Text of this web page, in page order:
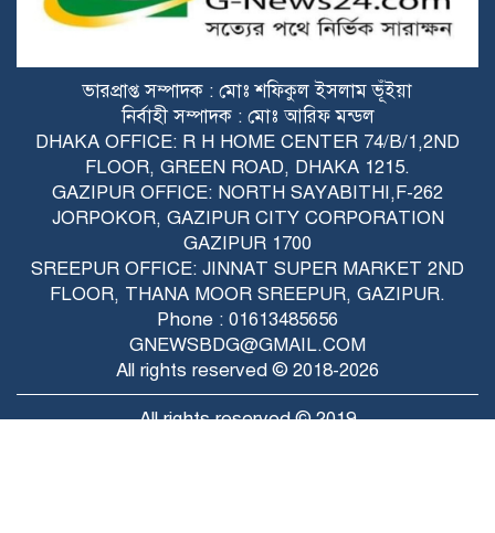
গণঅভ্যুত্থান দিবস’ পালিত
টঙ্গীর হাজী মাজার বস্তিতে জিএমপির সাঁড়াশি
অ.ভি.যান: বিপুল পরিমাণ হি.রো.ইন, দেশীয়
অ.স্ত্র ও নগদ টাকাসহ গ্রে.প্তা.র ২
শ্রীপুরে পি.স্ত.ল সদৃশ লাইটার দেখিয়ে টিকটক
ও যৌ.তু.কের জন্য স্ত্রীকে নি.র্যা.ত.ন: যুবক
গ্রে.প্তা.র
ভাবিকে বি.য়ে, শাশুড়িকেও বি.য়ে.র হু.ম.কি!
শ্রীপুরে দুই শি.শু সন্তানসহ স্ত্রীকে ঘ.র.ছাড়া
করল স্বামী
ভারপ্রাপ্ত সম্পাদক : মোঃ শফিকুল ইসলাম ভূঁইয়া
নির্বাহী সম্পাদক : মোঃ আরিফ মন্ডল
DHAKA OFFICE: R H HOME CENTER 74/B/1,2ND
FLOOR, GREEN ROAD, DHAKA 1215.
GAZIPUR OFFICE: NORTH SAYABITHI,F-262
JORPOKOR, GAZIPUR CITY CORPORATION
GAZIPUR 1700
SREEPUR OFFICE: JINNAT SUPER MARKET 2ND
FLOOR, THANA MOOR SREEPUR, GAZIPUR.
Phone : 01613485656
GNEWSBDG@GMAIL.COM
All rights reserved © 2018-2026
All rights reserved © 2019